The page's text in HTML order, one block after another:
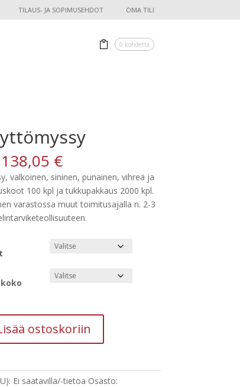
TILAUS- JA SOPIMUSEHDOT OMA TILI
0 kohdetta
138,05 €Hintaluokka:
11,63 €
-
138,05 €
valkoinen, sininen, punainen, vihreä ja
100 kpl ja tukkupakkaus 2000 kpl.
varastossa muut toimitusajalla n. 2-3
ostoskoriin
Ei saatavilla/-tietoa Osasto: